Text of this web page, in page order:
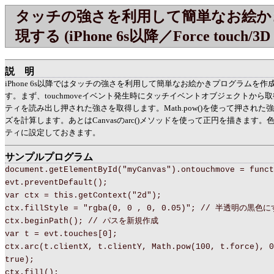
タッチの強さを利用して簡単なお絵
現する (iPhone 6s以降／Force touch/3D
説明
iPhone 6s以降ではタッチの強さを利用して簡単なお絵かきプログラムを作
す。まず、touchmoveイベント発生時にタッチイベントオブジェクトから
ティを読み出し押された強さを取得します。Math.pow()を使って押された
ズを計算します。あとはCanvasのarc()メソッドを使って正円を描きます。
ティに設定しておきます。
サンプルプログラム
document.getElementById("myCanvas").ontouchmove =
evt.preventDefault();
var ctx = this.getContext("2d");
ctx.fillStyle = "rgba(0, 0 , 0, 0.05)"; // 半透明の黒色に
ctx.beginPath(); // パスを新規作成
var t = evt.touches[0];
ctx.arc(t.clientX, t.clientY, Math.pow(100, t.force),
true);